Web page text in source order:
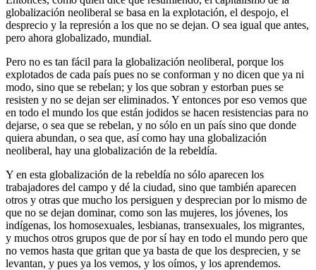
globalización neoliberal se basa en la explotación, el despojo, el
desprecio y la represión a los que no se dejan. O sea igual que antes,
pero ahora globalizado, mundial.
Pero no es tan fácil para la globalización neoliberal, porque los
explotados de cada país pues no se conforman y no dicen que ya ni
modo, sino que se rebelan; y los que sobran y estorban pues se
resisten y no se dejan ser eliminados. Y entonces por eso vemos que
en todo el mundo los que están jodidos se hacen resistencias para no
dejarse, o sea que se rebelan, y no sólo en un país sino que donde
quiera abundan, o sea que, así como hay una globalización
neoliberal, hay una globalización de la rebeldía.
Y en esta globalización de la rebeldía no sólo aparecen los
trabajadores del campo y dé la ciudad, sino que también aparecen
otros y otras que mucho los persiguen y desprecian por lo mismo de
que no se dejan dominar, como son las mujeres, los jóvenes, los
indígenas, los homosexuales, lesbianas, transexuales, los migrantes,
y muchos otros grupos que de por sí hay en todo el mundo pero que
no vemos hasta que gritan que ya basta de que los desprecien, y se
levantan, y pues ya los vemos, y los oímos, y los aprendemos.